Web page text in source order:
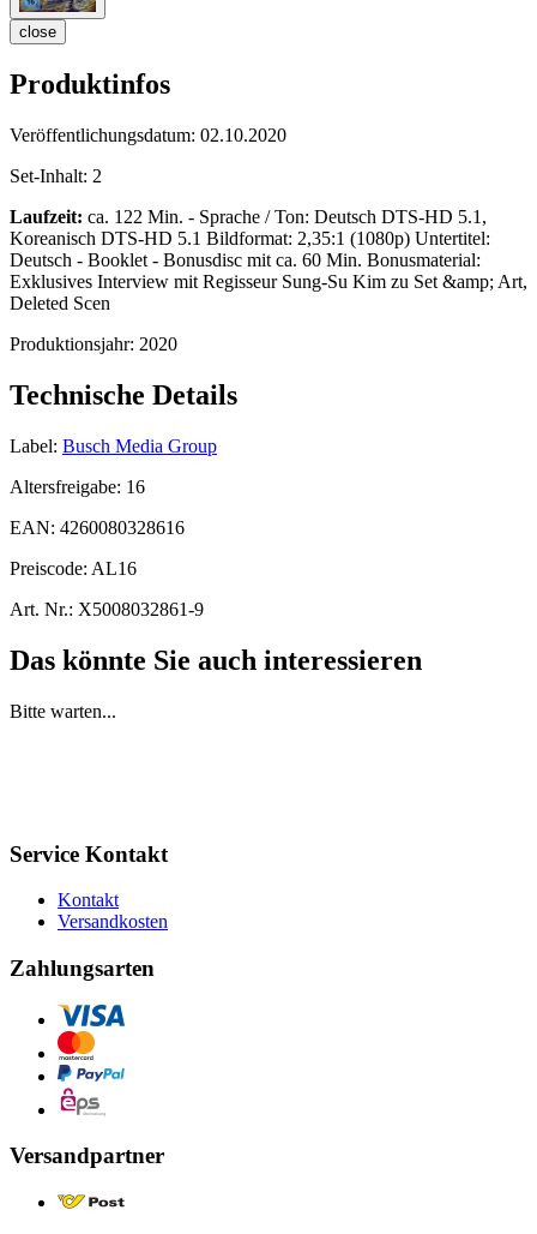
close
Produktinfos
Veröffentlichungsdatum: 02.10.2020
Set-Inhalt: 2
Laufzeit: ca. 122 Min. - Sprache / Ton: Deutsch DTS-HD 5.1,
Koreanisch DTS-HD 5.1 Bildformat: 2,35:1 (1080p) Untertitel:
Deutsch - Booklet - Bonusdisc mit ca. 60 Min. Bonusmaterial:
Exklusives Interview mit Regisseur Sung-Su Kim zu Set &amp; Art,
Deleted Scen
Produktionsjahr: 2020
Technische Details
Label: Busch Media Group
Altersfreigabe: 16
EAN: 4260080328616
Preiscode: AL16
Art. Nr.: X5008032861-9
Das könnte Sie auch interessieren
Bitte warten...
Service Kontakt
Kontakt
Versandkosten
Zahlungsarten
Versandpartner